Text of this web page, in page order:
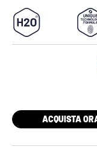
ACQUISTA